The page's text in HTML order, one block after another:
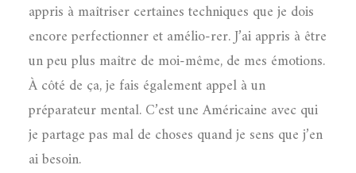
appris à maîtriser certaines techniques que je dois
encore perfectionner et amélio-rer. J’ai appris à être
un peu plus maître de moi-même, de mes émotions.
À côté de ça, je fais également appel à un
préparateur mental. C’est une Américaine avec qui
je partage pas mal de choses quand je sens que j’en
ai besoin.